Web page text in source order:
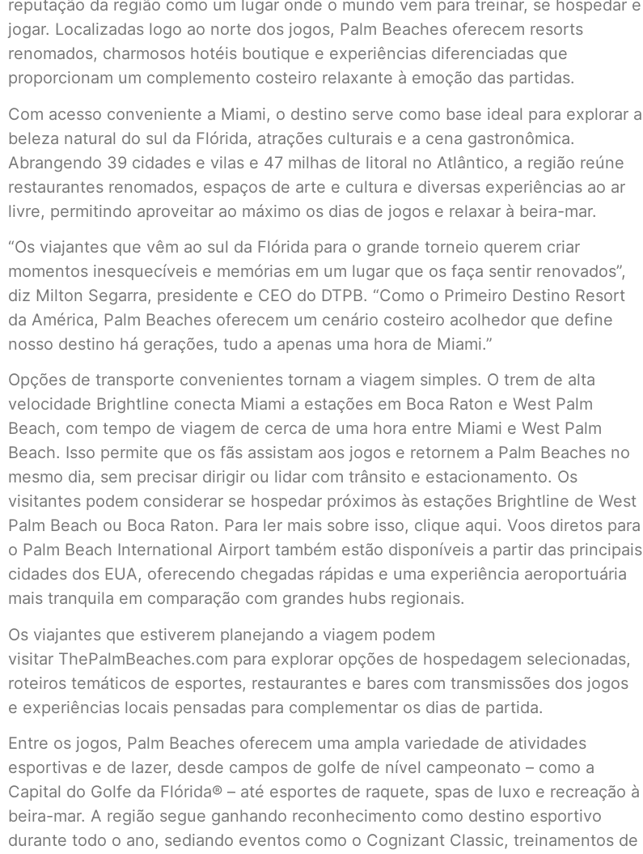
reputação da região como um lugar onde o mundo vem para treinar, se hospedar e
jogar. Localizadas logo ao norte dos jogos, Palm Beaches oferecem resorts
renomados, charmosos hotéis boutique e experiências diferenciadas que
proporcionam um complemento costeiro relaxante à emoção das partidas.
Com acesso conveniente a Miami, o destino serve como base ideal para explorar a
beleza natural do sul da Flórida, atrações culturais e a cena gastronômica.
Abrangendo 39 cidades e vilas e 47 milhas de litoral no Atlântico, a região reúne
restaurantes renomados, espaços de arte e cultura e diversas experiências ao ar
livre, permitindo aproveitar ao máximo os dias de jogos e relaxar à beira-mar.
“Os viajantes que vêm ao sul da Flórida para o grande torneio querem criar
momentos inesquecíveis e memórias em um lugar que os faça sentir renovados”,
diz Milton Segarra, presidente e CEO do DTPB. “Como o Primeiro Destino Resort
da América, Palm Beaches oferecem um cenário costeiro acolhedor que define
nosso destino há gerações, tudo a apenas uma hora de Miami.”
Opções de transporte convenientes tornam a viagem simples. O trem de alta
velocidade Brightline conecta Miami a estações em Boca Raton e West Palm
Beach, com tempo de viagem de cerca de uma hora entre Miami e West Palm
Beach. Isso permite que os fãs assistam aos jogos e retornem a Palm Beaches no
mesmo dia, sem precisar dirigir ou lidar com trânsito e estacionamento. Os
visitantes podem considerar se hospedar próximos às estações Brightline de West
Palm Beach ou Boca Raton. Para ler mais sobre isso, clique aqui. Voos diretos para
o Palm Beach International Airport também estão disponíveis a partir das principais
cidades dos EUA, oferecendo chegadas rápidas e uma experiência aeroportuária
mais tranquila em comparação com grandes hubs regionais.
Os viajantes que estiverem planejando a viagem podem
visitar ThePalmBeaches.com para explorar opções de hospedagem selecionadas,
roteiros temáticos de esportes, restaurantes e bares com transmissões dos jogos
e experiências locais pensadas para complementar os dias de partida.
Entre os jogos, Palm Beaches oferecem uma ampla variedade de atividades
esportivas e de lazer, desde campos de golfe de nível campeonato – como a
Capital do Golfe da Flórida® – até esportes de raquete, spas de luxo e recreação à
beira-mar. A região segue ganhando reconhecimento como destino esportivo
durante todo o ano, sediando eventos como o Cognizant Classic, treinamentos de